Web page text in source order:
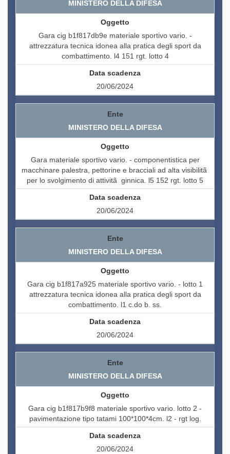
MINISTERO DELLA DIFESA
Gara cig b1f817db9e materiale sportivo vario. -
attrezzatura tecnica idonea alla pratica degli sport da
combattimento. l4 151 rgt. lotto 4
20/06/2024
MINISTERO DELLA DIFESA
Gara materiale sportivo vario. - componentistica per
macchinare palestra, pettorine e bracciali ad alta visibilitã
per lo svolgimento di attivitã ginnica. l5 152 rgt. lotto 5
20/06/2024
MINISTERO DELLA DIFESA
Gara cig b1f817a925 materiale sportivo vario. - lotto 1
attrezzatura tecnica idonea alla pratica degli sport da
combattimento. l1 c.do b. ss.
20/06/2024
MINISTERO DELLA DIFESA
Gara cig b1f817b9f8 materiale sportivo vario. lotto 2 -
pavimentazione tipo tatami 100*100*4cm. l2 - rgt log.
20/06/2024